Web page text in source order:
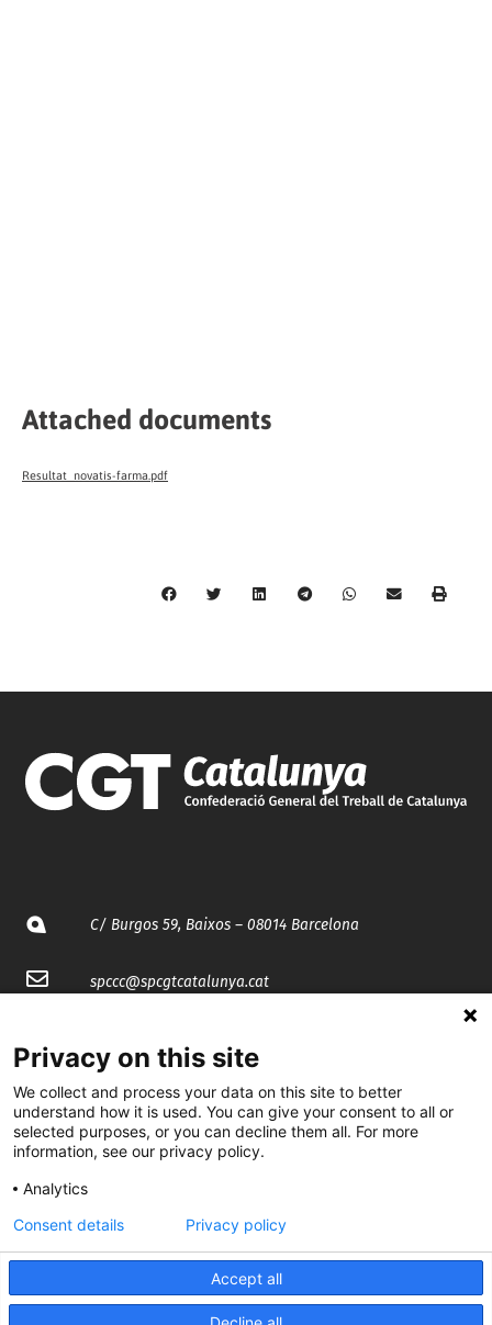
Attached documents
Resultat_novatis-farma.pdf
C/ Burgos 59, Baixos – 08014 Barcelona
spccc@spcgtcatalunya.cat
@CGTCatalunya
cgtcatalunya
CGTCatalunya
cgtcatalunya
Privacy on this site
We collect and process your data on this site to better
understand how it is used. You can give your consent to all or
selected purposes, or you can decline them all. For more
information, see our privacy policy.
Analytics
Accept all
Consent details Privacy policy